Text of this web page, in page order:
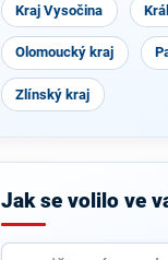
Kraj Vysočina
Olomoucký kraj
Zlínský kraj
Jak se volilo ve